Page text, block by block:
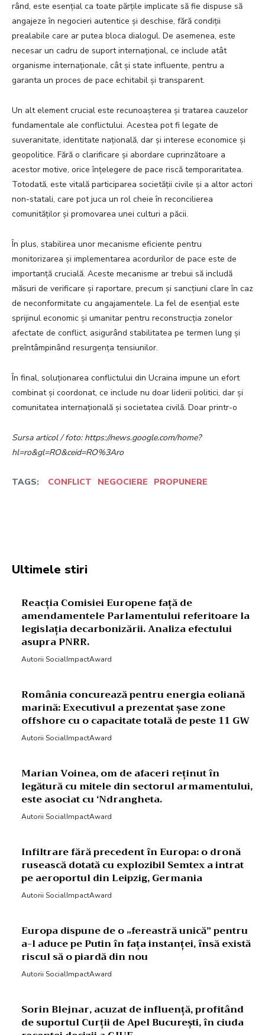
rând, este esențial ca toate părțile implicate să fie dispuse să
angajeze în negocieri autentice și deschise, fără condiții
prealabile care ar putea bloca dialogul. De asemenea, este
necesar un cadru de suport internațional, ce include atât
organisme internaționale, cât și state influente, pentru a
garanta un proces de pace echitabil și transparent.
Un alt element crucial este recunoașterea și tratarea cauzelor
fundamentale ale conflictului. Acestea pot fi legate de
suveranitate, identitate națională, dar și interese economice și
geopolitice. Fără o clarificare și abordare cuprinzătoare a
acestor motive, orice înțelegere de pace riscă temporaritatea.
Totodată, este vitală participarea societății civile și a altor actori
non-statali, care pot juca un rol cheie în reconcilierea
comunităților și promovarea unei culturi a păcii.
În plus, stabilirea unor mecanisme eficiente pentru
monitorizarea și implementarea acordurilor de pace este de
importanță crucială. Aceste mecanisme ar trebui să includă
măsuri de verificare și raportare, precum și sancțiuni clare în caz
de neconformitate cu angajamentele. La fel de esențial este
sprijinul economic și umanitar pentru reconstrucția zonelor
afectate de conflict, asigurând stabilitatea pe termen lung și
preîntâmpinând resurgența tensiunilor.
În final, soluționarea conflictului din Ucraina impune un efort
combinat și coordonat, ce include nu doar liderii politici, dar și
comunitatea internațională și societatea civilă. Doar printr-o
Sursa articol / foto: https://news.google.com/home?
hl=ro&gl=RO&ceid=RO%3Aro
TAGS: CONFLICT NEGOCIERE PROPUNERE
Ultimele stiri
Reacția Comisiei Europene față de
amendamentele Parlamentului referitoare la
legislația decarbonizării. Analiza efectului
asupra PNRR.
Autorii SocialImpactAward
România concurează pentru energia eoliană
marină: Executivul a prezentat șase zone
offshore cu o capacitate totală de peste 11 GW
Autorii SocialImpactAward
Marian Voinea, om de afaceri reținut în
legătură cu mitele din sectorul armamentului,
este asociat cu ‘Ndrangheta.
Autorii SocialImpactAward
Infiltrare fără precedent în Europa: o dronă
rusească dotată cu explozibil Semtex a intrat
pe aeroportul din Leipzig, Germania
Autorii SocialImpactAward
Europa dispune de o „fereastră unică” pentru
a-l aduce pe Putin în fața instanței, însă există
riscul să o piardă din nou
Autorii SocialImpactAward
Sorin Blejnar, acuzat de influență, profitând
de suportul Curții de Apel București, în ciuda